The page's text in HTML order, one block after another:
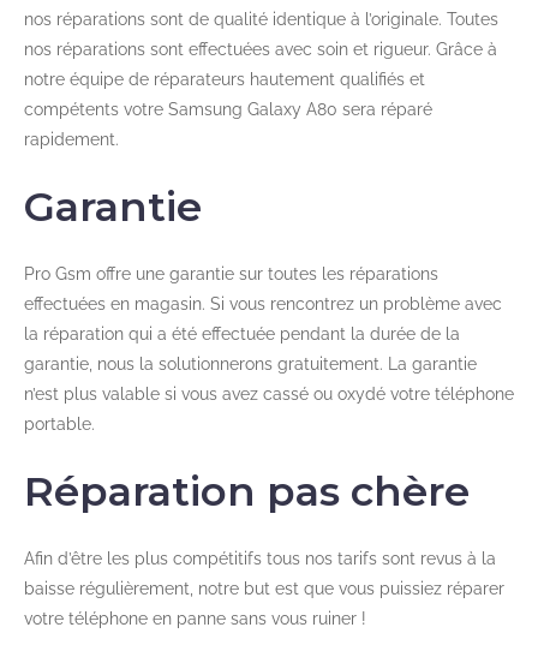
nos réparations sont de qualité identique à l’originale. Toutes
nos réparations sont effectuées avec soin et rigueur. Grâce à
notre équipe de réparateurs hautement qualifiés et
compétents votre Samsung Galaxy A80 sera réparé
rapidement.
Garantie
Pro Gsm offre une garantie sur toutes les réparations
effectuées en magasin. Si vous rencontrez un problème avec
la réparation qui a été effectuée pendant la durée de la
garantie, nous la solutionnerons gratuitement. La garantie
n’est plus valable si vous avez cassé ou oxydé votre téléphone
portable.
Réparation pas chère
Afin d’être les plus compétitifs tous nos tarifs sont revus à la
baisse régulièrement, notre but est que vous puissiez réparer
votre téléphone en panne sans vous ruiner !